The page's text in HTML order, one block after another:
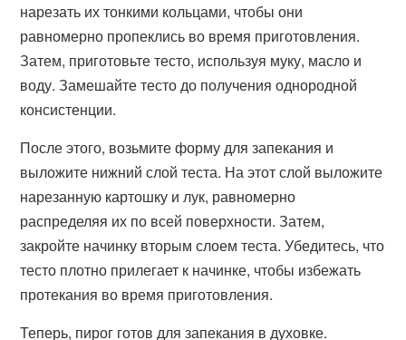
нарезать их тонкими кольцами, чтобы они
равномерно пропеклись во время приготовления.
Затем, приготовьте тесто, используя муку, масло и
воду. Замешайте тесто до получения однородной
консистенции.
После этого, возьмите форму для запекания и
выложите нижний слой теста. На этот слой выложите
нарезанную картошку и лук, равномерно
распределяя их по всей поверхности. Затем,
закройте начинку вторым слоем теста. Убедитесь, что
тесто плотно прилегает к начинке, чтобы избежать
протекания во время приготовления.
Теперь, пирог готов для запекания в духовке.